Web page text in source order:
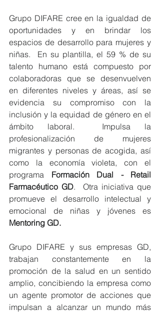
Grupo DIFARE cree en la igualdad de
oportunidades y en brindar los
espacios de desarrollo para mujeres y
niñas.  En su plantilla, el 59 % de su
talento humano está compuesto por
colaboradoras que se desenvuelven
en diferentes niveles y áreas, así se
evidencia su compromiso con la
inclusión y la equidad de género en el
ámbito laboral.  Impulsa la
profesionalización de mujeres
migrantes y personas de acogida, así
como la economía violeta, con el
programa Formación Dual - Retail
Farmacéutico GD.  Otra iniciativa que
promueve el desarrollo intelectual y
Mentoring GD.
Grupo DIFARE y sus empresas GD,
trabajan constantemente en la
promoción de la salud en un sentido
amplio, concibiendo la empresa como
un agente promotor de acciones que
impulsan a alcanzar un mundo más